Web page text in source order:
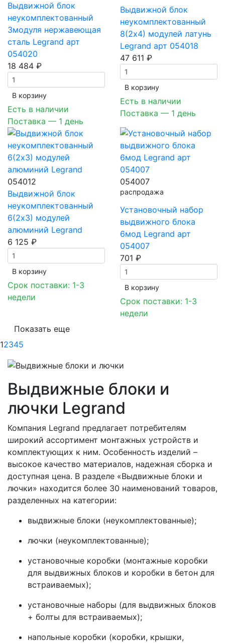
Выдвижной блок
неукомплектованный
3модуля нержавеющая
сталь Legrand арт
054020
18 484 ₽
В корзинy
Есть в наличии
Поставка — 1 день
Выдвижной блок
неукомплектованный
8(2х4) модулей латунь
Legrand арт 054018
47 611 ₽
В корзинy
Есть в наличии
Поставка — 1 день
054012
Выдвижной блок
неукомплектованный
6(2х3) модулей
алюминий Legrand
6 125 ₽
В корзинy
Срок поставки: 1-3
недели
054007
распродажа
Установочный набор
выдвижного блока
6мод Legrand арт
054007
701 ₽
В корзинy
Срок поставки: 1-3
недели
Показать еще
12345
Выдвижные блоки и
лючки Legrand
Компания Legrand предлагает потребителям
широкий ассортимент монтажных устройств и
комплектующих к ним. Особенность изделий –
высокое качество материалов, надежная сборка и
доступная цена. В разделе «Выдвижные блоки и
лючки» находится более 30 наименований товаров,
разделенных на категории:
выдвижные блоки (неукомплектованные);
лючки (неукомплектованные);
установочные коробки (монтажные коробки
для выдвижных блоков и коробки в бетон для
встраиваемых);
установочные наборы (для выдвижных блоков
+ болты для встраиваемых);
напольные коробки (коробки, крышки,